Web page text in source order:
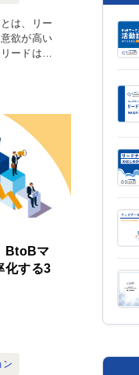
は、リー
欲が高い
ードは営
BtoBマ
化する3
ン